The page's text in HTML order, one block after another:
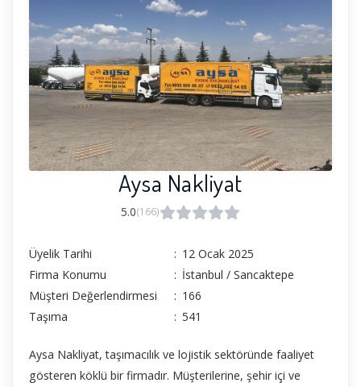
Aysa Nakliyat
5.0(166)
Üyelik Tarihi : 12 Ocak 2025
Firma Konumu
: İstanbul / Sancaktepe
Müşteri Değerlendirmesi
: 166
Taşıma
: 541
Aysa Nakliyat, taşımacılık ve lojistik sektöründe faaliyet
gösteren köklü bir firmadır. Müşterilerine, şehir içi ve